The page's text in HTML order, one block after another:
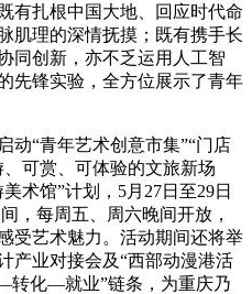
有扎根中国大地、回应时代命
肌理的深情抚摸；既有携手长
同创新，亦不乏运用人工智
先锋实验，全方位展示了青年
“青年艺术创意市集”“门店
可赏、可体验的文旅新场
术馆”计划，5月27日至29日
，每周五、周六晚间开放，
受艺术魅力。活动期间还将举
产业对接会及“西部动漫港活
转化—就业”链条，为重庆乃